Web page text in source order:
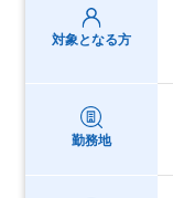
対象となる方
勤務地